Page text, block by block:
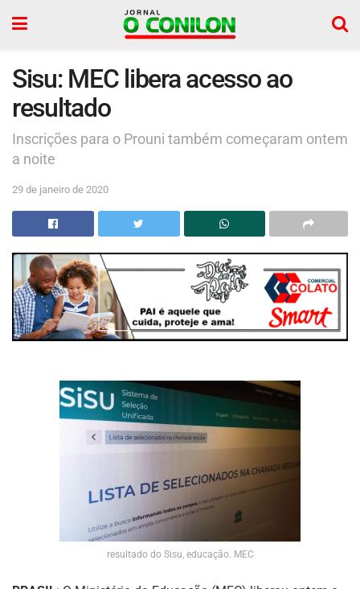
Sisu: MEC libera acesso ao
resultado
Inscrições para o Prouni também começaram ontem
a noite
29 de janeiro de 2020
resultado do Sisu, educação. MEC